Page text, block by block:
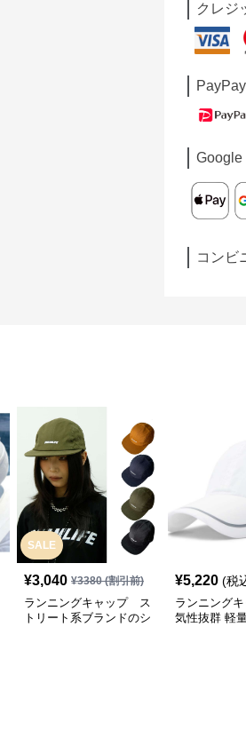
クレジ
PayPay
Google
コンビ
SALE
¥3,040 ¥3380(割引前)
ランニングキャップ ス
トリート系ブランドのシ
¥5,220 (税
ランニング
気性抜群 軽